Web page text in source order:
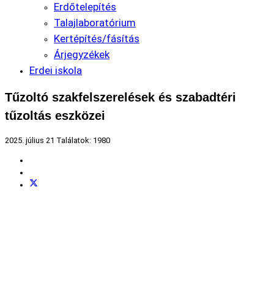
Erdőtelepítés
Talajlaboratórium
Kertépítés/fásítás
Árjegyzékek
Erdei iskola
Tűzoltó szakfelszerelések és szabadtéri
tűzoltás eszközei
2025. július 21 Találatok: 1980